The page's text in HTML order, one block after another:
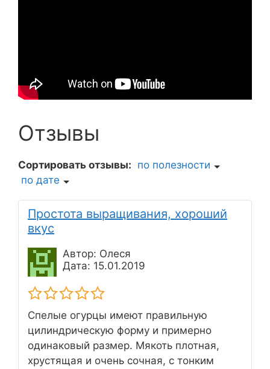
Отзывы
Сортировать отзывы: по полезности
по дате
Простота выращивания, хороший
вкус
Автор: Олеся
Дата: 15.01.2019
Спелые огурцы имеют правильную
цилиндрическую форму и примерно
одинаковый размер. Мякоть плотная,
хрустящая и очень сочная, с тонким